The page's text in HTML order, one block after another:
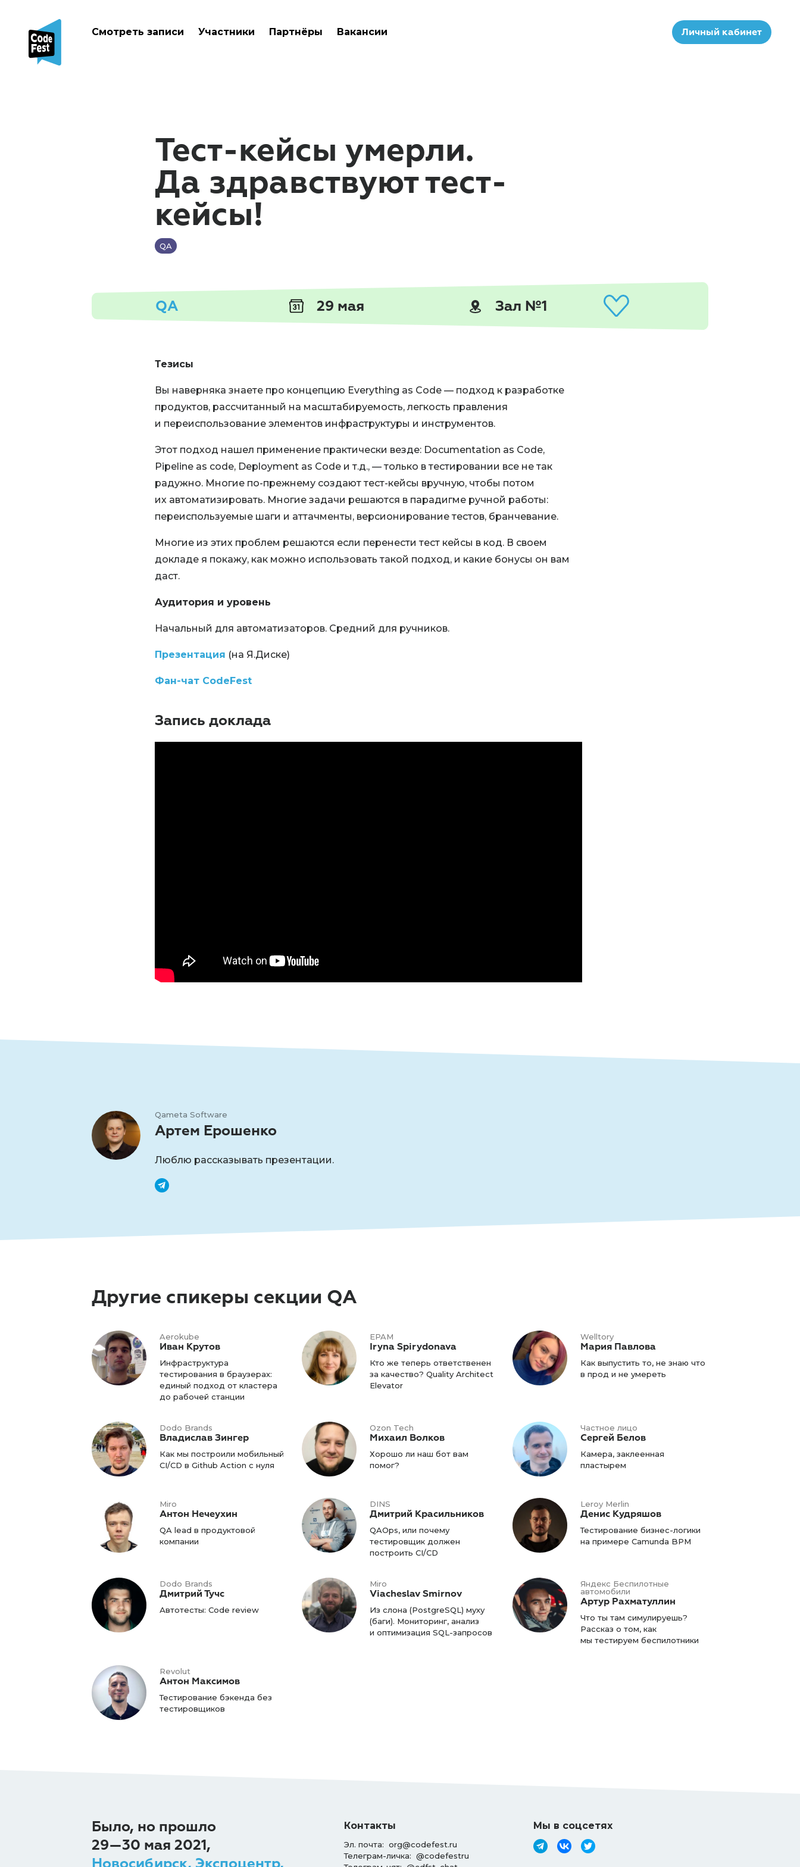
Личный кабинет
Смотреть записи Участники Партнёры Вакансии
Тест-кейсы умерли.
Да здравствуют тест-
кейсы!
QA
QA 29 мая Зал №1
Тезисы
Вы наверняка знаете про концепцию Everything as Code — подход к разработке
продуктов, рассчитанный на масштабируемость, легкость правления
и переиспользование элементов инфраструктуры и инструментов.
Этот подход нашел применение практически везде: Documentation as Code,
Pipeline as code, Deployment as Code и т.д., — только в тестировании все не так
радужно. Многие по-прежнему создают тест-кейсы вручную, чтобы потом
их автоматизировать. Многие задачи решаются в парадигме ручной работы:
переиспользуемые шаги и аттачменты, версионирование тестов, бранчевание.
Многие из этих проблем решаются если перенести тест кейсы в код. В своем
докладе я покажу, как можно использовать такой подход, и какие бонусы он вам
даст.
Аудитория и уровень
Начальный для автоматизаторов. Средний для ручников.
Презентация (на Я.Диске)
Фан-чат CodeFest
Запись доклада
Qameta Software
Артем Ерошенко
Люблю рассказывать презентации.
Другие спикеры секции QA
Aerokube
Иван Крутов
Инфраструктура
тестирования в браузерах:
единый подход от кластера
до рабочей станции
EPAM
Iryna Spirydonava
Кто же теперь ответственен
за качество? Quality Architect
Elevator
Welltory
Мария Павлова
Как выпустить то, не знаю что
в прод и не умереть
Dodo Brands
Владислав Зингер
Как мы построили мобильный
CI/CD в Github Action с нуля
Ozon Tech
Михаил Волков
Хорошо ли наш бот вам
помог?
Частное лицо
Сергей Белов
Камера, заклеенная
пластырем
Miro
Антон Нечеухин
QA lead в продуктовой
компании
DINS
Дмитрий Красильников
QAOps, или почему
тестировщик должен
построить CI/CD
Leroy Merlin
Денис Кудряшов
Тестирование бизнес-логики
на примере Camunda BPM
Dodo Brands
Дмитрий Тучс
Автотесты: Code review
Miro
Viacheslav Smirnov
Из слона (PostgreSQL) муху
(баги). Мониторинг, анализ
и оптимизация SQL-запросов
Яндекс Беспилотные
автомобили
Артур Рахматуллин
Что ты там симулируешь?
Рассказ о том, как
мы тестируем беспилотники
Revolut
Антон Максимов
Тестирование бэкенда без
тестировщиков
Было, но прошло
29—30 мая 2021,
Новосибирск, Экспоцентр,
Контакты
Эл. почта: org@codefest.ru
Телеграм-личка: @codefestru
Мы в соцсетях